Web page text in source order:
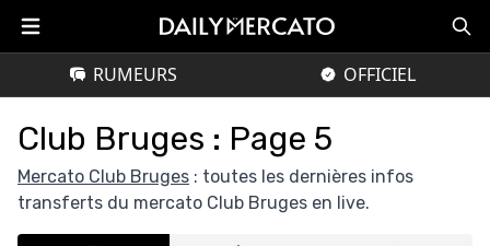
RUMEURS OFFICIEL
Club Bruges : Page 5
Mercato Club Bruges : toutes les dernières infos
transferts du mercato Club Bruges en live.